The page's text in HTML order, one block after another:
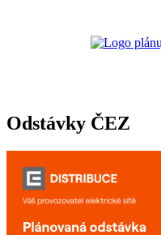
Odstávky ČEZ